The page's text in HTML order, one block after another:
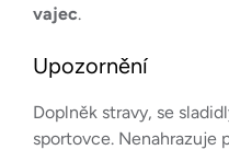
vajec.
Upozornění
Doplněk stravy, se
sportovce. Nenahrazuje